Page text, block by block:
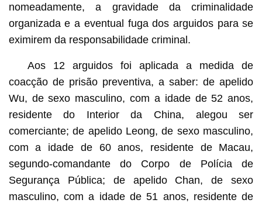
nomeadamente, a gravidade da criminalidade
organizada e a eventual fuga dos arguidos para se
eximirem da responsabilidade criminal.
Aos 12 arguidos foi aplicada a medida de
coacção de prisão preventiva, a saber: de apelido
Wu, de sexo masculino, com a idade de 52 anos,
residente do Interior da China, alegou ser
comerciante; de apelido Leong, de sexo masculino,
com a idade de 60 anos, residente de Macau,
segundo-comandante do Corpo de Polícia de
Segurança Pública; de apelido Chan, de sexo
masculino, com a idade de 51 anos, residente de